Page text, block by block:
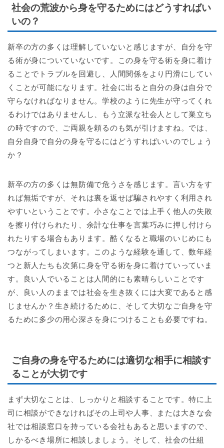
社会の荒波から身を守るためにはどうすればい
いの？
新卒の方の多くは理解していないと感じますが、自分を守
る術が身についていないです。この身を守る術を身に着け
ることでトラブルを回避し、人間関係をより円滑にしてい
くことが可能になります。社会に出ると自分の身は自分で
守らなければなりません。学校のように先生が守ってくれ
るわけではありませんし、もう立派な社会人として巣立ち
の時ですので、ご両親を頼るのも気が引けますね。では、
自分自身で自分の身を守るにはどうすればいいのでしょう
か？
新卒の方の多くは無防備で危うさを感じます。言い方をす
れば無垢ですが、それは裏を返せば騙されやすく利用され
やすいということです。小さなことでは上手く他人の失敗
を擦り付けられたり、余計な仕事を言葉巧みに押し付けら
れたりする場合もあります。酷くなると職場のいじめにも
つながってしまいます。このような経験を通して、数年経
つと新人たちも次第に身を守る術を身に着けていっていま
す。良い人でいることは人間的にも素晴らしいことです
が、良い人のままでは社会を生き抜くには大変であると感
じませんか？生き続けるために、そして大切なご自身を守
るために多少の用心深さを身につけることも必要ですね。
ご自身の身を守るためには適切な相手に相談す
ることが大切です
まず大切なことは、しっかりと相談することです。特に上
司に相談ができなければその上司や人事、または大きな会
社では相談窓口を持っている会社もあると思いますので、
しかるべき場所に相談しましょう。そして、社会の仕組